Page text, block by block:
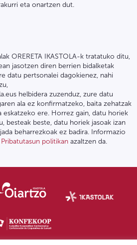
eta onartzen dut.
ORERETA IKASTOLA-k tratatuko ditu,
jasotzen diren berrien bidalketak
datu pertsonalei dagokienez, nahi
helbidera zuzenduz, zure datu
ala ez konfirmatzeko, baita zehatzak
eskatzeko ere. Horrez gain, datu horiek
besteak beste, datu horiek jasoak izan
beharrezkoak ez badira. Informazio
Pribatutasun politikan azaltzen da.